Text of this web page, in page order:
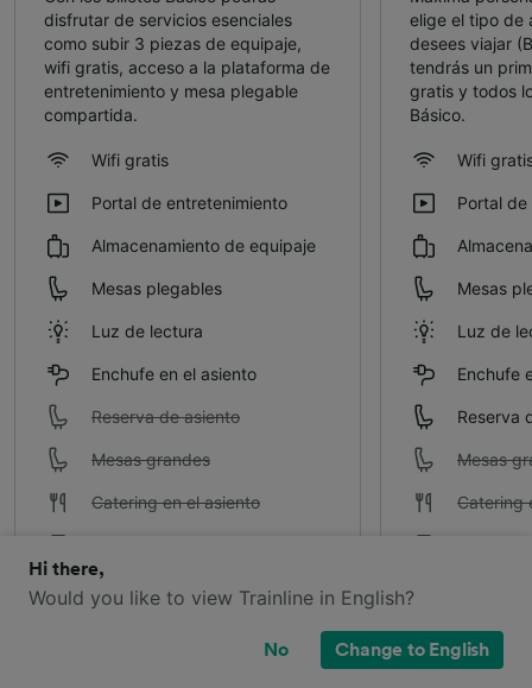
disfrutar de servicios esenciales
como subir 3 piezas de equipaje,
wifi gratis, acceso a la plataforma de
entretenimiento y mesa plegable
compartida.
Wifi gratis
Portal de entretenimiento
Almacenamiento de equipaje
Mesas plegables
Luz de lectura
Enchufe en el asiento
Reserva de asiento
Mesas grandes
Catering en el asiento
elige el tipo de
desees viajar
tendrás un
gratis y todos
Básico.
Wifi
Portal
Mesas
Luz de
Enchufe
Reserva
Mesas
Catering
Hi there,
Would you like to view Trainline in English?
No Change to English